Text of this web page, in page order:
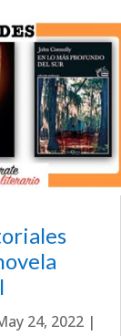
24, 2022 |